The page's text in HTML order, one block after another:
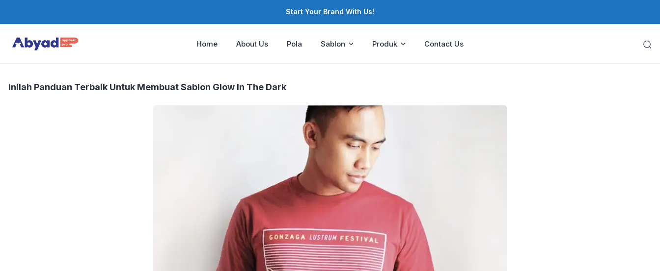
Start Your Brand With Us!
Home About Us Pola Sablon Produk Contact Us
Inilah Panduan Terbaik Untuk Membuat Sablon Glow In The Dark